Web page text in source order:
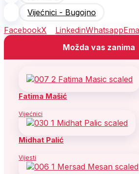
Vijećnici - Bugojno
FacebookX LinkedinWhatsapp
Možda vas zanima
Fatima Mašić
Vijećnici
Midhat Palić
Vijesti